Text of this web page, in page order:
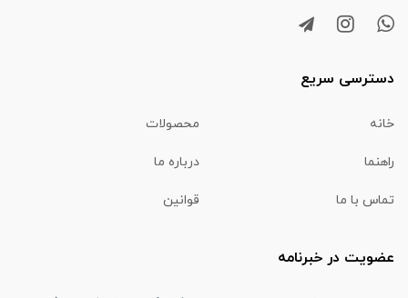
دسترسی سریع
خانه محصولات
راهنما درباره ما
تماس با ما قوانین
عضویت در خبرنامه